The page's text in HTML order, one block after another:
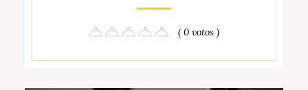
( 0 votos )